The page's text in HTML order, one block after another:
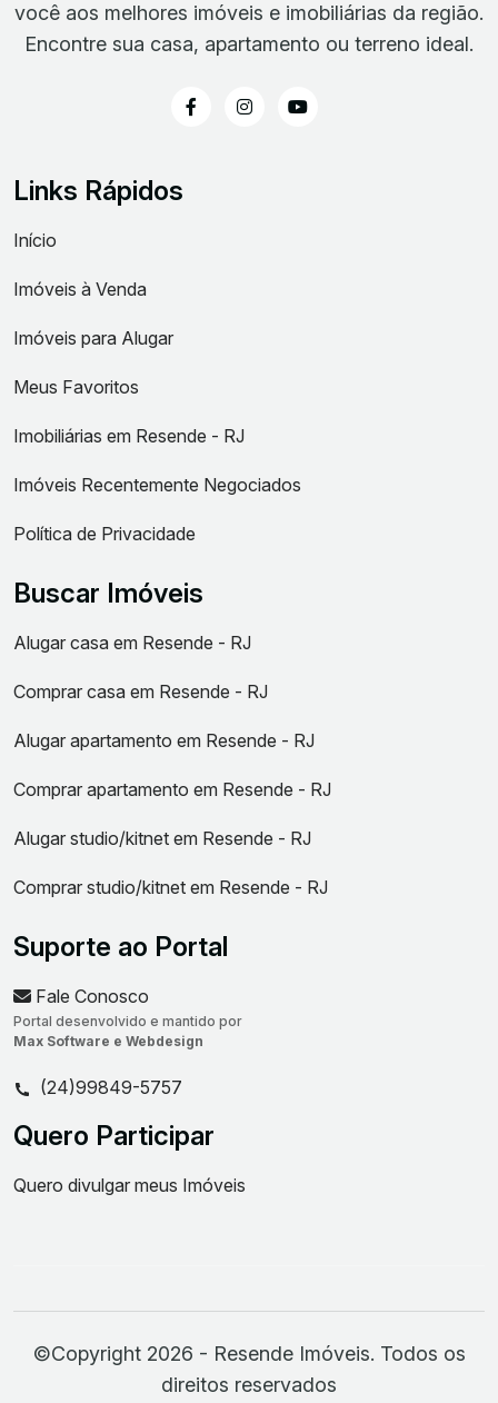
você aos melhores imóveis e imobiliárias da região.
Encontre sua casa, apartamento ou terreno ideal.
Links Rápidos
Início
Imóveis à Venda
Imóveis para Alugar
Meus Favoritos
Imobiliárias em Resende - RJ
Imóveis Recentemente Negociados
Política de Privacidade
Buscar Imóveis
Alugar casa em Resende - RJ
Comprar casa em Resende - RJ
Alugar apartamento em Resende - RJ
Comprar apartamento em Resende - RJ
Alugar studio/kitnet em Resende - RJ
Comprar studio/kitnet em Resende - RJ
Suporte ao Portal
Fale Conosco
Portal desenvolvido e mantido por
Max Software e Webdesign
(24)99849-5757
Quero Participar
Quero divulgar meus Imóveis
©Copyright 2026 - Resende Imóveis. Todos os
direitos reservados